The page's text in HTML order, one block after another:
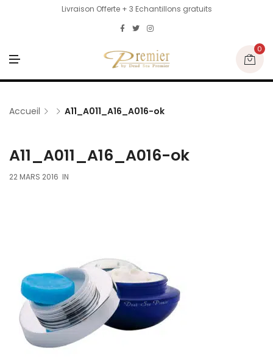
Livraison Offerte + 3 Echantillons gratuits
N
U
0
Accueil A11_A011_A16_A016-ok
A11_A011_A16_A016-ok
22 MARS 2016 IN